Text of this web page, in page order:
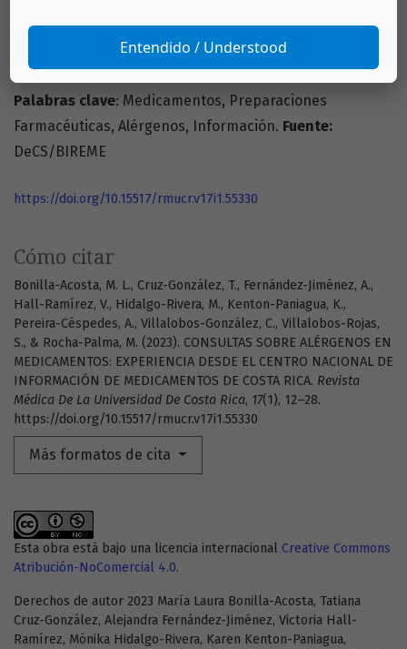
Cómo citar
Bonilla-Acosta, M. L., Cruz-González, T., Fernández-Jiménez, A.,
Hall-Ramírez, V., Hidalgo-Rivera, M., Kenton-Paniagua, K.,
Pereira-Céspedes, A., Villalobos-González, C., Villalobos-Rojas,
S., & Rocha-Palma, M. (2023). CONSULTAS SOBRE ALÉRGENOS EN
MEDICAMENTOS: EXPERIENCIA DESDE EL CENTRO NACIONAL DE
INFORMACIÓN DE MEDICAMENTOS DE COSTA RICA. Revista
Médica De La Universidad De Costa Rica, 17(1), 12–28.
https://doi.org/10.15517/rmucr.v17i1.55330
Más formatos de cita
farmacéutica que favorecen, entre otros beneficios, un
uso más seguro de sus medicamentos.
Palabras clave: Medicamentos, Preparaciones
Farmacéuticas, Alérgenos, Información. Fuente:
DeCS/BIREME
https://doi.org/10.15517/rmucr.v17i1.55330
Esta obra está bajo una licencia internacional Creative Commons
Atribución-NoComercial 4.0.
Derechos de autor 2023 María Laura Bonilla-Acosta, Tatiana
Cruz-González, Alejandra Fernández-Jiménez, Victoria Hall-
Ramírez, Mónika Hidalgo-Rivera, Karen Kenton-Paniagua,
Entendido / Understood